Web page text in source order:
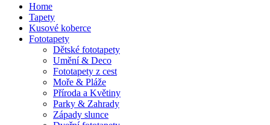
Home
Tapety
Kusové koberce
Fototapety
Dětské fototapety
Umění & Deco
Fototapety z cest
Moře & Pláže
Příroda a Květiny
Parky & Zahrady
Západy slunce